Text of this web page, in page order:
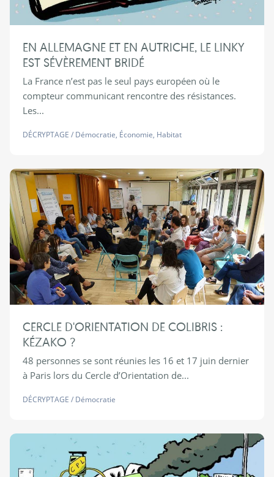
EN ALLEMAGNE ET EN AUTRICHE, LE LINKY
EST SÉVÈREMENT BRIDÉ
La France n’est pas le seul pays européen où le
compteur communicant rencontre des résistances.
Les...
DÉCRYPTAGE / Démocratie, Économie, Habitat
CERCLE D'ORIENTATION DE COLIBRIS :
KÉZAKO ?
48 personnes se sont réunies les 16 et 17 juin dernier
à Paris lors du Cercle d’Orientation de...
DÉCRYPTAGE / Démocratie